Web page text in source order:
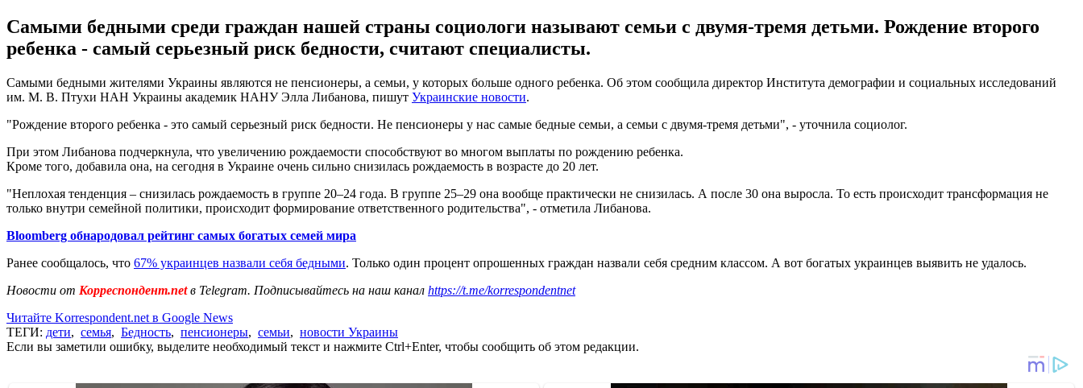
Самыми бедными среди граждан нашей страны социологи называют семьи с двумя-тремя детьми. Рождение второго
ребенка - самый серьезный риск бедности, считают специалисты.
Самыми бедными жителями Украины являются не пенсионеры, а семьи, у которых больше одного ребенка. Об этом сообщила директор Института демографии и социальных исследований
им. М. В. Птухи НАН Украины академик НАНУ Элла Либанова, пишут Украинские новости.
"Рождение второго ребенка - это самый серьезный риск бедности. Не пенсионеры у нас самые бедные семьи, а семьи с двумя-тремя детьми", - уточнила социолог.
При этом Либанова подчеркнула, что увеличению рождаемости способствуют во многом выплаты по рождению ребенка.
Кроме того, добавила она, на сегодня в Украине очень сильно снизилась рождаемость в возрасте до 20 лет.
"Неплохая тенденция – снизилась рождаемость в группе 20–24 года. В группе 25–29 она вообще практически не снизилась. А после 30 она выросла. То есть происходит трансформация не
только внутри семейной политики, происходит формирование ответственного родительства", - отметила Либанова.
Bloomberg обнародовал рейтинг самых богатых семей мира
Ранее сообщалось, что 67% украинцев назвали себя бедными. Только один процент опрошенных граждан назвали себя средним классом. А вот богатых украинцев выявить не удалось.
Новости от Корреспондент.netв Telegram. Подписывайтесь на наш канал https://t.me/korrespondentnet
Читайте Korrespondent.net в Google News
ТЕГИ: дети, семья, Бедность, пенсионеры, семьи, новости Украины
Если вы заметили ошибку, выделите необходимый текст и нажмите Ctrl+Enter, чтобы сообщить об этом редакции.